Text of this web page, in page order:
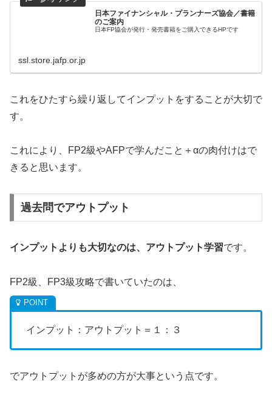
日本ファイナンシャル・プランナーズ協会／書籍
のご案内
日本FP協会が発行・発売書籍をご購入できるHPです
ssl.store.jafp.or.jp
これをひたすら繰り返してインプットをすることが大切で
す。
これにより、FP2級やAFPで学んだこと＋αの肉付けはで
きると思います。
過去問でアウトプット
インプットよりも大切なのは、アウトプット学習です。
FP2級、FP3級攻略で書いていたのは、
インプット：アウトプット＝１：３
でアウトプットが多めの方が大事という点です。